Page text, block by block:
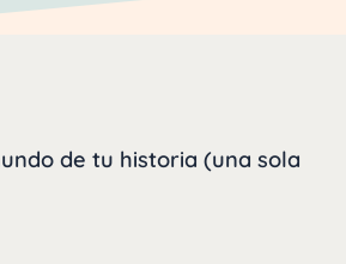
de tu historia (una sola